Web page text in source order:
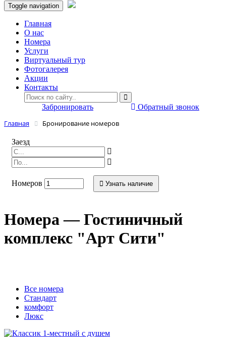
Toggle navigation
Главная
O нас
Номера
Услуги
Виртуальный тур
Фотогалерея
Акции
Контакты
Забронировать Обратный звонок
Главная Бронирование номеров
Заезд
Номеров Узнать наличие
Номера — Гостиничный
комплекс "Арт Сити"
Вcе номера
Стандарт
комфорт
Люкс